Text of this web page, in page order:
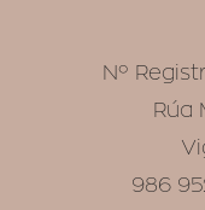
Nº
Rúa
986